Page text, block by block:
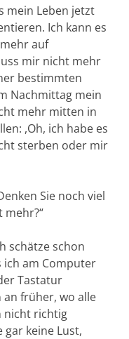
mein Leben jetzt
Ich kann es
auf
mir nicht mehr
bestimmten
Nachmittag mein
mehr mitten in
,Oh, ich habe es
sterben oder mir
Sie noch viel
mehr?“
schätze schon
ich am Computer
Tastatur
an früher, wo alle
nicht richtig
keine Lust,